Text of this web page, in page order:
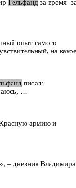
Гельфанд за время
опыт самого
на
писал:
…
Красную армию и
– дневник